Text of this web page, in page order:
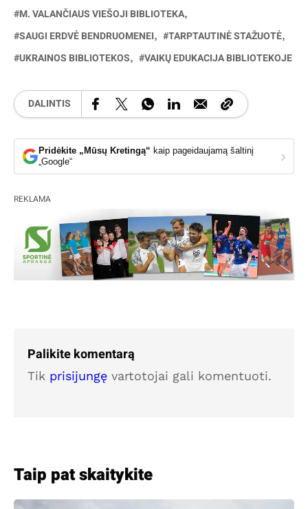
M. VALANČIAUS VIEŠOJI BIBLIOTEKA
SAUGI ERDVĖ BENDRUOMENEI
TARPTAUTINĖ STAŽUOTĖ
UKRAINOS BIBLIOTEKOS
VAIKŲ EDUKACIJA BIBLIOTEKOJE
DALINTIS
Pridėkite „Mūsų Kretingą“ kaip pageidaujamą šaltinį
„Google“
›
REKLAMA
Palikite komentarą
Tik prisijungę vartotojai gali komentuoti.
Taip pat skaitykite